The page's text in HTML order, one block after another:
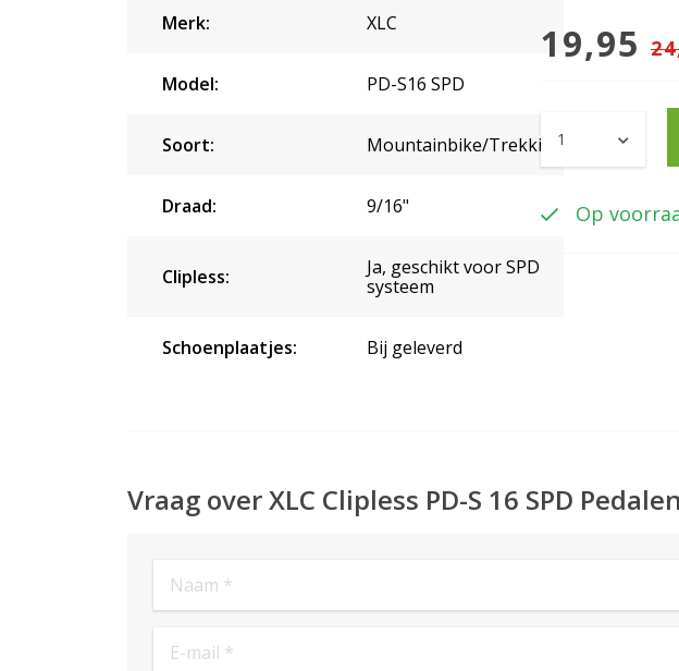
Merk: XLC
Model: PD-S16 SPD
Soort: Mountainbike/Trekking
Draad: 9/16"
Clipless:
Ja, geschikt voor SPD
systeem
Schoenplaatjes: Bij geleverd
19,95
Op
Vraag over XLC Clipless PD-S 16 SPD